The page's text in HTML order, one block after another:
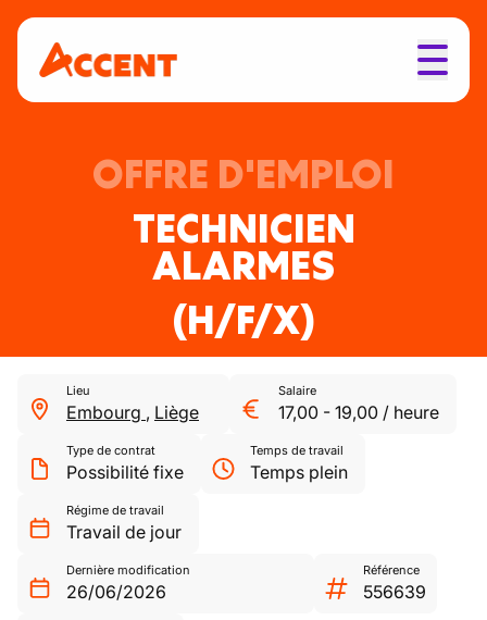
OFFRE D'EMPLOI
TECHNICIEN
ALARMES
(H/F/X)
Lieu
Embourg , Liège
Salaire
17,00 - 19,00 / heure
Type de contrat
Possibilité fixe
Temps de travail
Temps plein
Régime de travail
Travail de jour
Dernière modification
26/06/2026
Référence
556639